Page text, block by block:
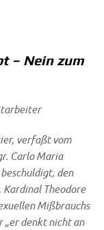
– Nein zum
ver­faßt vom
Car­lo Maria
den
Kar­di­nal Theo­do­re
Miß­brauchs
„er denkt nicht an